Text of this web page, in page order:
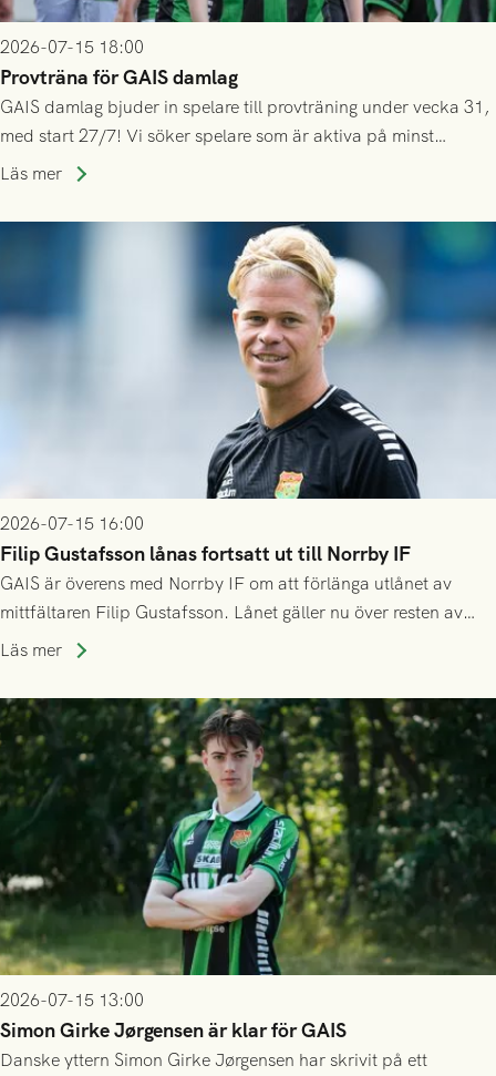
2026-07-15 18:00
Provträna för GAIS damlag
GAIS damlag bjuder in spelare till provträning under vecka 31,
med start 27/7! Vi söker spelare som är aktiva på minst
division 3-nivå.
Läs mer
2026-07-15 16:00
Filip Gustafsson lånas fortsatt ut till Norrby IF
GAIS är överens med Norrby IF om att förlänga utlånet av
mittfältaren Filip Gustafsson. Lånet gäller nu över resten av
säsongen 2026.
Läs mer
2026-07-15 13:00
Simon Girke Jørgensen är klar för GAIS
Danske yttern Simon Girke Jørgensen har skrivit på ett